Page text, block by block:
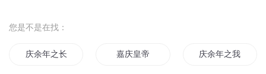
您是不是在找：
庆余年之长歌行 嘉庆皇帝 庆余年之我叫王